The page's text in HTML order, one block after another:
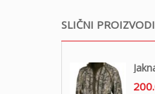
SLIČNI PROIZVODI